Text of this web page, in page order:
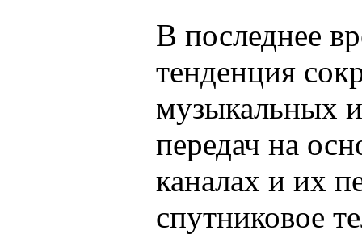
В последнее
тенденция
музыкальных
передач на
каналах и их
спутниковое